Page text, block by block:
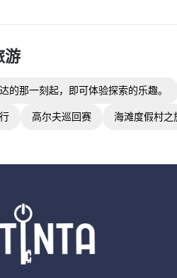
游
的那一刻起，即可体验探索的乐趣。
高尔夫巡回赛 海滩度假村之